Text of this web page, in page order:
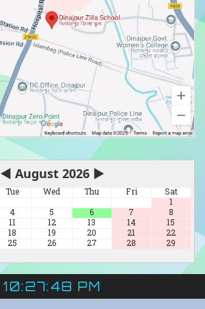
◀ August 2026 ▶
Tue Wed Thu Fri
Sat
1
4 5 6 7
8
11 12 13 14
15
18 19 20 21
22
25 26 27 28
29
10:27:48 PM